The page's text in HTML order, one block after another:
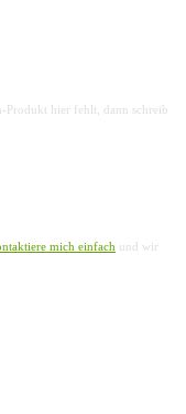
hier fehlt, dann schreib
mich einfach und wir